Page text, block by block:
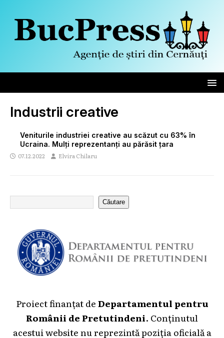
Industrii creative
Veniturile industriei creative au scăzut cu 63% în
Ucraina. Mulți reprezentanți au părăsit țara
07.12.2022 Elvira Chilaru
Căutare
Proiect finanțat deDepartamentul pentru
Românii de Pretutindeni. Conținutul
acestui website nu reprezintă poziția oficială a